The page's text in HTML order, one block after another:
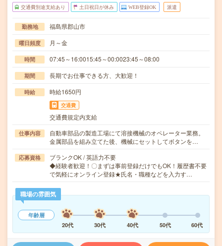
交通費別途支給あり 土日祝日が休み WEB登録OK 派遣
勤務地 福島県郡山市
曜日頻度 月～金
時間 07:45～16:0015:45～00:0023:45～08:00
期間 長期でお仕事できる方、大歓迎！
時給 時給1650円
交通費
交通費規定内支給
仕事内容
自動車部品の製造工場にて溶接機械のオペレーター業務。
金属部品を組み立てた後、機械にセットしてボタンを…
応募資格
ブランクOK / 英語力不要
◆経験者歓迎！〇まずは事前登録だけでもOK！履歴書不要
で気軽にオンライン登録★氏名・職種などを入力す…
職場の雰囲気
年齢層
20代
30代 40代 50代 60代